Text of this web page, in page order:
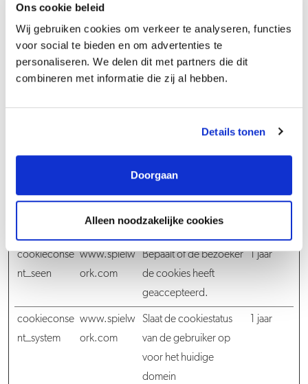
Ons cookie beleid
Wij gebruiken cookies om verkeer te analyseren, functies
voor social te bieden en om advertenties te
personaliseren. We delen dit met partners die dit
combineren met informatie die zij al hebben.
Details tonen
Doorgaan
Alleen noodzakelijke cookies
cf.turnstile.u Cloudflare
Deze cookie wordt
gebruikt om
onderscheid te maken
tussen mensen en bots.
Permane
CookieCons
Cookiebot
Slaat de cookiestatus
van de gebruiker op
1 jaar
geaccepteerd.
cookieconse
nt_seen
www.spielw
ork.com
Bepaalt of de bezoeker
de cookies heeft
geaccepteerd.
1 jaar
cookieconse
nt_system
www.spielw
ork.com
Slaat de cookiestatus
van de gebruiker op
voor het huidige
domein
1 jaar